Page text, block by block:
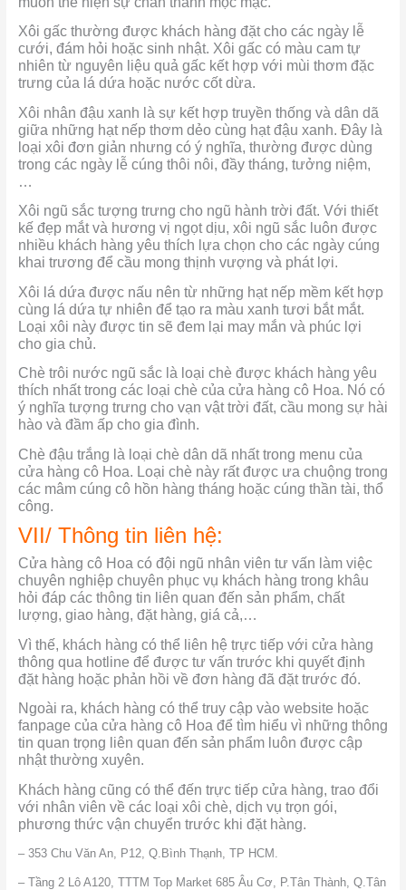
Xôi gấc thường được khách hàng đặt cho các ngày lễ
cưới, đám hỏi hoặc sinh nhật. Xôi gấc có màu cam tự
nhiên từ nguyên liệu quả gấc kết hợp với mùi thơm đặc
trưng của lá dứa hoặc nước cốt dừa.
Xôi nhân đậu xanh là sự kết hợp truyền thống và dân dã
giữa những hạt nếp thơm dẻo cùng hạt đậu xanh. Đây là
loại xôi đơn giản nhưng có ý nghĩa, thường được dùng
trong các ngày lễ cúng thôi nôi, đầy tháng, tưởng niệm,
…
Xôi ngũ sắc tượng trưng cho ngũ hành trời đất. Với thiết
kế đẹp mắt và hương vị ngọt dịu, xôi ngũ sắc luôn được
nhiều khách hàng yêu thích lựa chọn cho các ngày cúng
khai trương để cầu mong thịnh vượng và phát lợi.
Xôi lá dứa được nấu nên từ những hạt nếp mềm kết hợp
cùng lá dứa tự nhiên để tạo ra màu xanh tươi bắt mắt.
Loại xôi này được tin sẽ đem lại may mắn và phúc lợi
cho gia chủ.
Chè trôi nước ngũ sắc là loại chè được khách hàng yêu
thích nhất trong các loại chè của cửa hàng cô Hoa. Nó có
ý nghĩa tượng trưng cho vạn vật trời đất, cầu mong sự hài
hào và đầm ấp cho gia đình.
Chè đậu trắng là loại chè dân dã nhất trong menu của
cửa hàng cô Hoa. Loại chè này rất được ưa chuộng trong
các mâm cúng cô hồn hàng tháng hoặc cúng thần tài, thổ
công.
VII/ Thông tin liên hệ:
Cửa hàng cô Hoa có đội ngũ nhân viên tư vấn làm việc
chuyên nghiệp chuyên phục vụ khách hàng trong khâu
hỏi đáp các thông tin liên quan đến sản phẩm, chất
lượng, giao hàng, đặt hàng, giá cả,…
Vì thế, khách hàng có thể liên hệ trực tiếp với cửa hàng
thông qua hotline để được tư vấn trước khi quyết định
đặt hàng hoặc phản hồi về đơn hàng đã đặt trước đó.
Ngoài ra, khách hàng có thể truy cập vào website hoặc
fanpage của cửa hàng cô Hoa để tìm hiểu vì những thông
tin quan trọng liên quan đến sản phẩm luôn được cập
nhật thường xuyên.
Khách hàng cũng có thể đến trực tiếp cửa hàng, trao đổi
với nhân viên về các loại xôi chè, dịch vụ trọn gói,
phương thức vận chuyển trước khi đặt hàng.
– 353 Chu Văn An, P12, Q.Bình Thạnh, TP HCM.
– Tầng 2 Lô A120, TTTM Top Market 685 Âu Cơ, P.Tân Thành, Q.Tân